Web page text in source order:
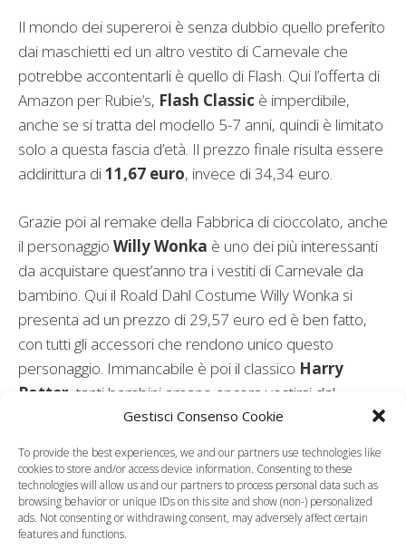
Gestisci Consenso Cookie
To provide the best experiences, we and our partners use technologies like
cookies to store and/or access device information. Consenting to these
technologies will allow us and our partners to process personal data such as
browsing behavior or unique IDs on this site and show (non-) personalized
ads. Not consenting or withdrawing consent, may adversely affect certain
features and functions.
Il mondo dei supereroi è senza dubbio quello preferito
dai maschietti ed un altro vestito di Carnevale che
potrebbe accontentarli è quello di Flash. Qui l’offerta di
Amazon per Rubie’s, Flash Classic è imperdibile,
anche se si tratta del modello 5-7 anni, quindi è limitato
solo a questa fascia d’età. Il prezzo finale risulta essere
addirittura di11,67 euro, invece di 34,34 euro.
Grazie poi al remake della Fabbrica di cioccolato, anche
il personaggio Willy Wonka è uno dei più interessanti
da acquistare quest’anno tra i vestiti di Carnevale da
bambino. Qui il Roald Dahl Costume Willy Wonka si
presenta ad un prezzo di 29,57 euro ed è ben fatto,
con tutti gli accessori che rendono unico questo
personaggio. Immancabile è poi il classico Harry
Potter, tanti bambini amano ancora vestirsi dal
famosissimo maghetto e qui su Amazon il costume
28,41 euro. Ci sono insomma tanti costumi di
Carnevale che possono piacere ai bambini sul famoso
sito di e-commerce, sta ovviamente a loro scegliere il
più amato.